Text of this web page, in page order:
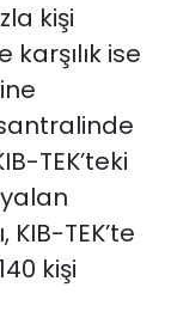
kişi
karşılık ise
TEK’teki
TEK’te
kişi